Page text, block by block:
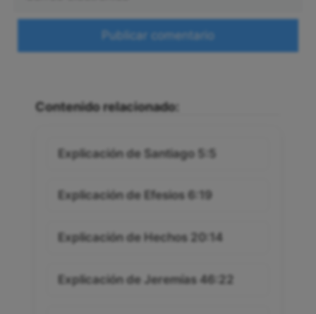
Contenido relacionado:
Explicación de Santiago 5:5
Explicación de Efesios 6:19
Explicación de Hechos 20:14
Explicación de Jeremías 46:22